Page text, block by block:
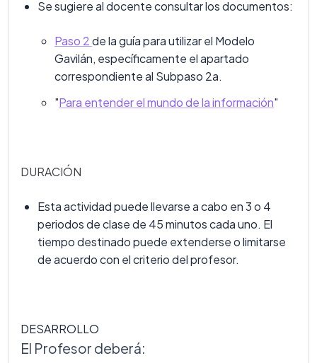
Se sugiere al docente consultar los documentos:
Paso 2de la guía para utilizar el Modelo
Gavilán, específicamente el apartado
correspondiente al Subpaso 2a.
"Para entender el mundo de la información"
DURACIÓN
Esta actividad puede llevarse a cabo en 3 o 4
periodos de clase de 45 minutos cada uno. El
tiempo destinado puede extenderse o limitarse
de acuerdo con el criterio del profesor.
DESARROLLO
El Profesor deberá: